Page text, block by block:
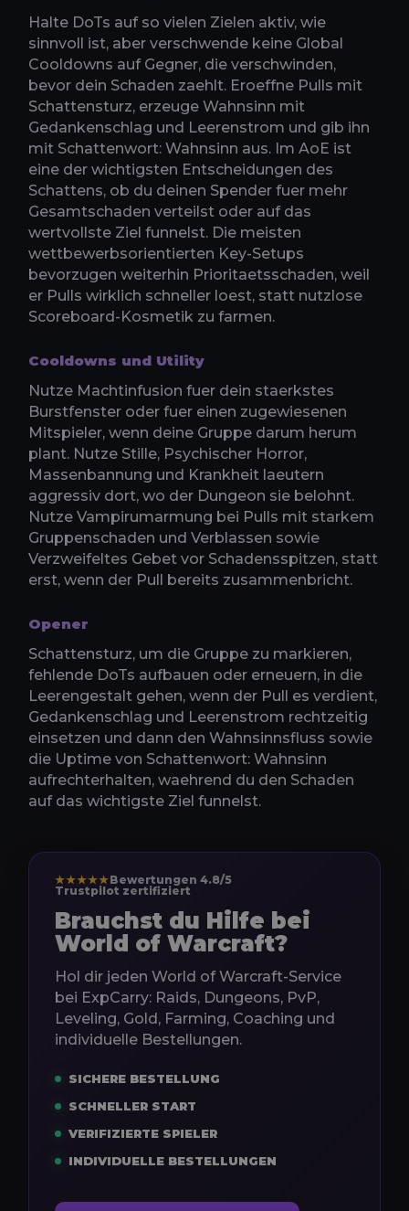
Halte DoTs auf so vielen Zielen aktiv, wie
sinnvoll ist, aber verschwende keine Global
Cooldowns auf Gegner, die verschwinden,
bevor dein Schaden zaehlt. Eroeffne Pulls mit
Schattensturz, erzeuge Wahnsinn mit
Gedankenschlag und Leerenstrom und gib ihn
mit Schattenwort: Wahnsinn aus. Im AoE ist
eine der wichtigsten Entscheidungen des
Schattens, ob du deinen Spender fuer mehr
Gesamtschaden verteilst oder auf das
wertvollste Ziel funnelst. Die meisten
wettbewerbsorientierten Key-Setups
bevorzugen weiterhin Prioritaetsschaden, weil
er Pulls wirklich schneller loest, statt nutzlose
Scoreboard-Kosmetik zu farmen.
Cooldowns und Utility
Nutze Machtinfusion fuer dein staerkstes
Burstfenster oder fuer einen zugewiesenen
Mitspieler, wenn deine Gruppe darum herum
plant. Nutze Stille, Psychischer Horror,
Massenbannung und Krankheit laeutern
aggressiv dort, wo der Dungeon sie belohnt.
Nutze Vampirumarmung bei Pulls mit starkem
Gruppenschaden und Verblassen sowie
Verzweifeltes Gebet vor Schadensspitzen, statt
erst, wenn der Pull bereits zusammenbricht.
Opener
Schattensturz, um die Gruppe zu markieren,
fehlende DoTs aufbauen oder erneuern, in die
Leerengestalt gehen, wenn der Pull es verdient,
Gedankenschlag und Leerenstrom rechtzeitig
einsetzen und dann den Wahnsinnsfluss sowie
die Uptime von Schattenwort: Wahnsinn
aufrechterhalten, waehrend du den Schaden
auf das wichtigste Ziel funnelst.
★★★★★Bewertungen 4.8/5
Trustpilot zertifiziert
Brauchst du Hilfe bei
World of Warcraft?
Hol dir jeden World of Warcraft-Service
bei ExpCarry: Raids, Dungeons, PvP,
Leveling, Gold, Farming, Coaching und
individuelle Bestellungen.
SICHERE BESTELLUNG
SCHNELLER START
VERIFIZIERTE SPIELER
INDIVIDUELLE BESTELLUNGEN